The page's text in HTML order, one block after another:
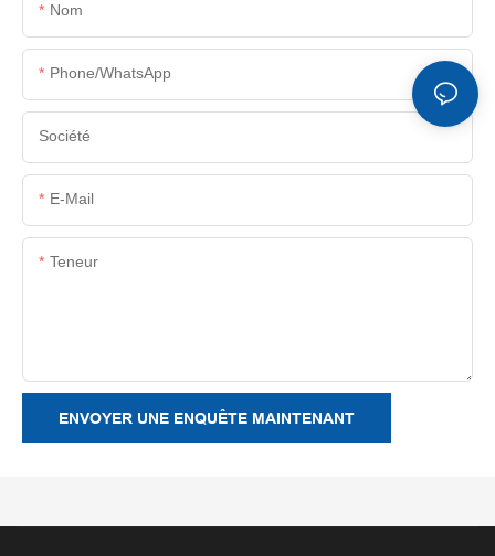
Nom
Phone/whatsApp
Société
E-Mail
Teneur
ENVOYER UNE ENQUÊTE MAINTENANT